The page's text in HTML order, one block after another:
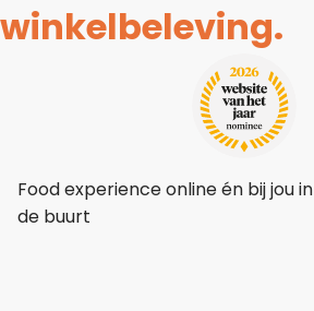
winkelbeleving.
Food experience online én bij jou in
de buurt